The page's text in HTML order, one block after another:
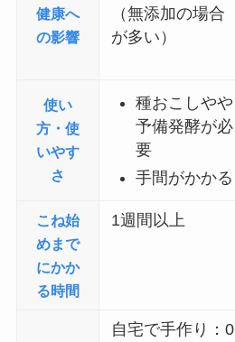
健康へ
の影響
（無添加の場合
が多い）
使い
方・使
いやす
さ
種おこしやや
予備発酵が必
要
手間がかかる
こね始
めまで
にかか
る時間
1週間以上
自宅で手作り：0